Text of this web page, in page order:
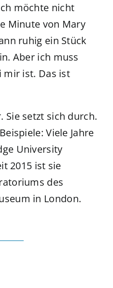
möchte nicht
Minute von Mary
ruhig ein Stück
Aber ich muss
mir ist. Das ist
Sie setzt sich durch.
Viele Jahre
University
2015 ist sie
des
in London.